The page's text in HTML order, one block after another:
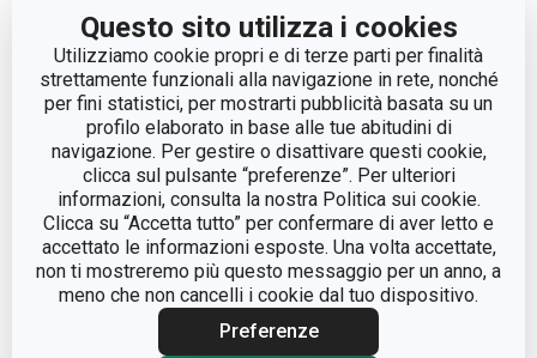
Questo sito utilizza i cookies
Utilizziamo cookie propri e di terze parti per finalità
strettamente funzionali alla navigazione in rete, nonché
per fini statistici, per mostrarti pubblicità basata su un
profilo elaborato in base alle tue abitudini di
navigazione. Per gestire o disattivare questi cookie,
clicca sul pulsante “preferenze”. Per ulteriori
informazioni, consulta la nostra Politica sui cookie.
Clicca su “Accetta tutto” per confermare di aver letto e
accettato le informazioni esposte. Una volta accettate,
non ti mostreremo più questo messaggio per un anno, a
meno che non cancelli i cookie dal tuo dispositivo.
Preferenze
TIPO forma
LAVAGGIO IN LAVASTOVIGLIE
EAN 8592973127317
DURATA DELLA GARANZIA (IN
ANNI)